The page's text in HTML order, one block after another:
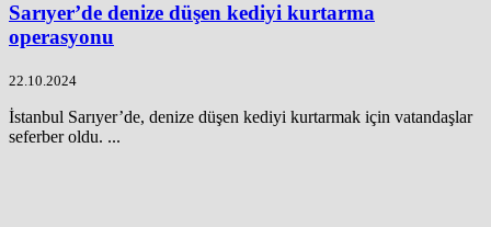
Sarıyer’de denize düşen kediyi kurtarma
operasyonu
22.10.2024
İstanbul Sarıyer’de, denize düşen kediyi kurtarmak için vatandaşlar
seferber oldu. ...